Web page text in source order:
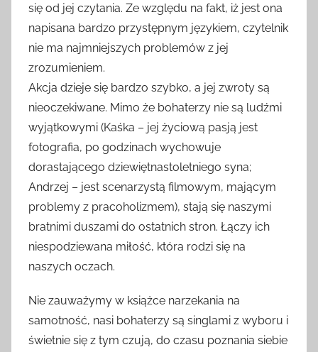
się od jej czytania. Ze względu na fakt, iż jest ona
napisana bardzo przystępnym językiem, czytelnik
nie ma najmniejszych problemów z jej
zrozumieniem.
Akcja dzieje się bardzo szybko, a jej zwroty są
nieoczekiwane. Mimo że bohaterzy nie są ludźmi
wyjątkowymi (Kaśka – jej życiową pasją jest
fotografia, po godzinach wychowuje
dorastającego dziewiętnastoletniego syna;
Andrzej – jest scenarzystą filmowym, mającym
problemy z pracoholizmem), stają się naszymi
bratnimi duszami do ostatnich stron. Łączy ich
niespodziewana miłość, która rodzi się na
naszych oczach.
Nie zauważymy w książce narzekania na
samotność, nasi bohaterzy są singlami z wyboru i
świetnie się z tym czują, do czasu poznania siebie